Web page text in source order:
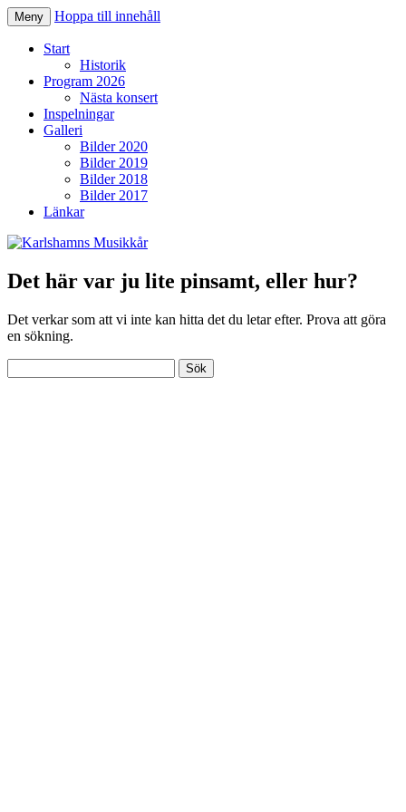
Karlshamns Musikkår
Meny Hoppa till innehåll
Start
Historik
Program 2026
Nästa konsert
Inspelningar
Galleri
Bilder 2020
Bilder 2019
Bilder 2018
Bilder 2017
Länkar
Det här var ju lite pinsamt, eller hur?
Det verkar som att vi inte kan hitta det du letar efter. Prova att göra
en sökning.
efter: